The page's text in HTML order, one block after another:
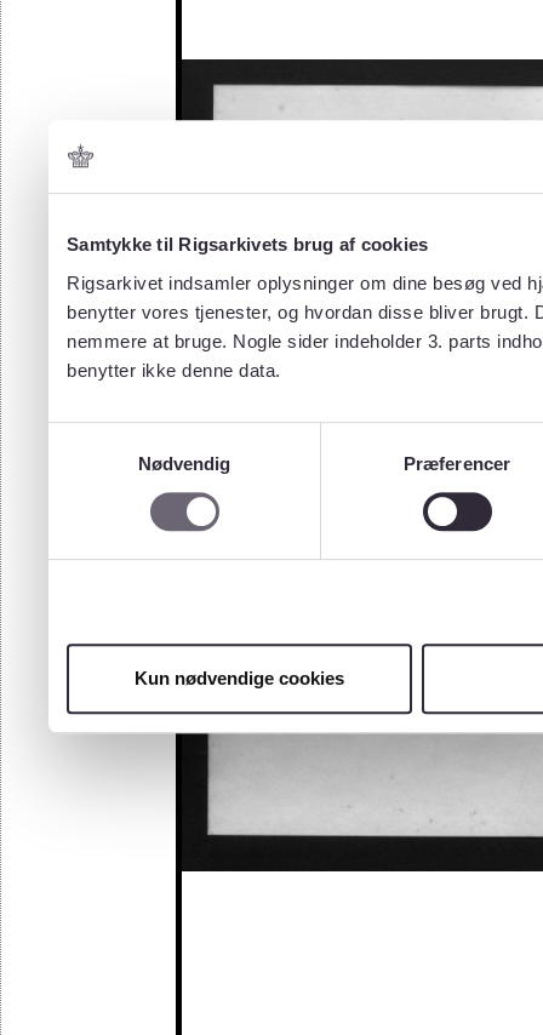
Samtykke til Rigsarkivets brug af cookies
Rigsarkivet indsamler oplysninger om dine besøg ved
benytter vores tjenester, og hvordan disse bliver
nemmere at bruge. Nogle sider indeholder 3. parts
benytter ikke denne data.
Nødvendig
Præferencer
Kun nødvendige cookies